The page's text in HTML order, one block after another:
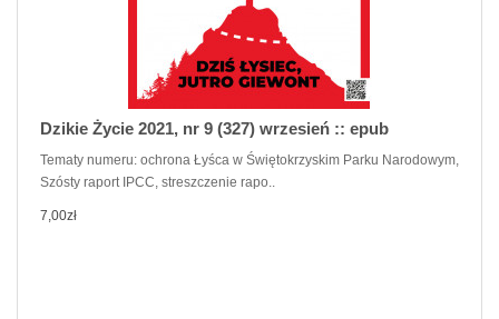
Dzikie Życie 2021, nr 9 (327) wrzesień :: epub
Tematy numeru: ochrona Łyśca w Świętokrzyskim Parku Narodowym,
Szósty raport IPCC, streszczenie rapo..
7,00zł